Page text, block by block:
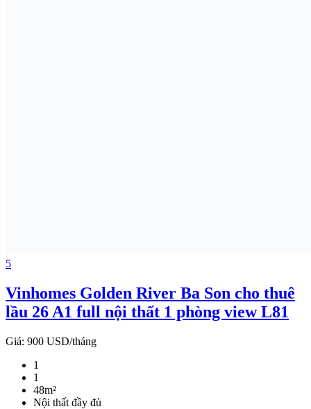
5
Vinhomes Golden River Ba Son cho thuê
lầu 26 A1 full nội thất 1 phòng view L81
Giá: 900 USD/tháng
1
1
48m²
Nội thất đầy đủ